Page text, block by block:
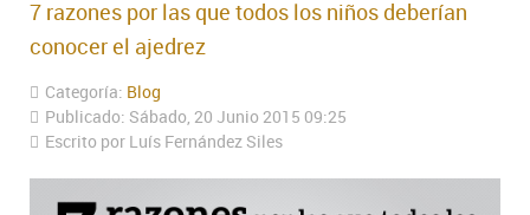
7 razones por las que todos los niños deberían
conocer el ajedrez
Categoría: Blog
Publicado: Sábado, 20 Junio 2015 09:25
Escrito por Luís Fernández Siles